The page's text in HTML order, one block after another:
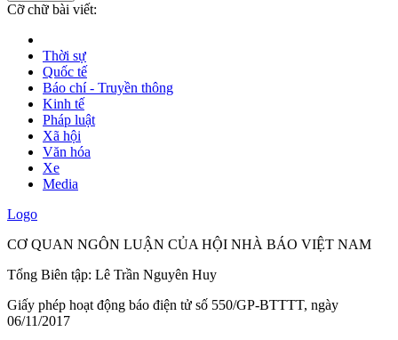
Cỡ chữ bài viết:
Thời sự
Quốc tế
Báo chí - Truyền thông
Kinh tế
Pháp luật
Xã hội
Văn hóa
Xe
Media
Logo
CƠ QUAN NGÔN LUẬN CỦA HỘI NHÀ BÁO VIỆT NAM
Tổng Biên tập: Lê Trần Nguyên Huy
Giấy phép hoạt động báo điện tử số 550/GP-BTTTT, ngày
06/11/2017